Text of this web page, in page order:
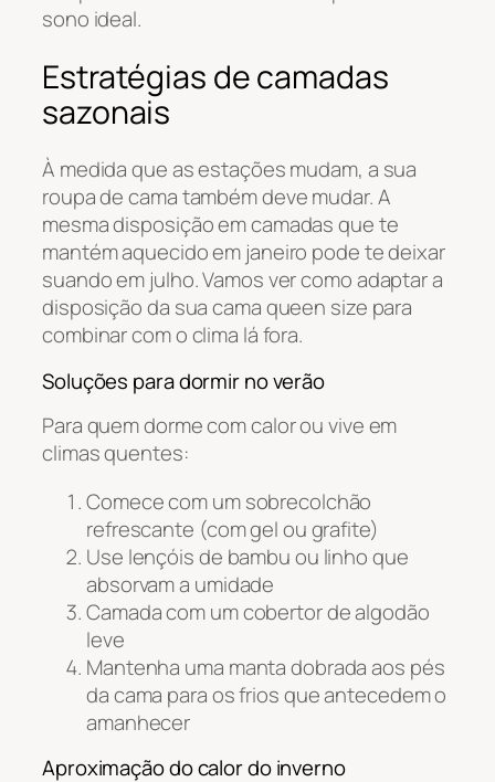
sono ideal.
Estratégias de camadas
sazonais
À medida que as estações mudam, a sua
roupa de cama também deve mudar. A
mesma disposição em camadas que te
mantém aquecido em janeiro pode te deixar
suando em julho. Vamos ver como adaptar a
disposição da sua cama queen size para
combinar com o clima lá fora.
Soluções para dormir no verão
Para quem dorme com calor ou vive em
climas quentes:
Comece com um sobrecolchão
refrescante (com gel ou grafite)
Use lençóis de bambu ou linho que
absorvam a umidade
Camada com um cobertor de algodão
leve
Mantenha uma manta dobrada aos pés
da cama para os frios que antecedem o
amanhecer
Aproximação do calor do inverno